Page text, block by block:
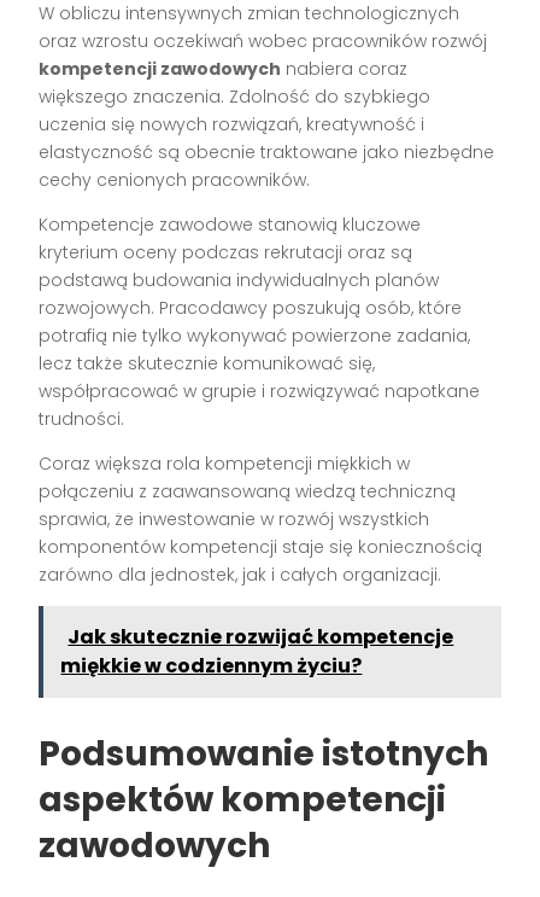
W obliczu intensywnych zmian technologicznych
oraz wzrostu oczekiwań wobec pracowników rozwój
kompetencji zawodowych nabiera coraz
większego znaczenia. Zdolność do szybkiego
uczenia się nowych rozwiązań, kreatywność i
elastyczność są obecnie traktowane jako niezbędne
cechy cenionych pracowników.
Kompetencje zawodowe stanowią kluczowe
kryterium oceny podczas rekrutacji oraz są
podstawą budowania indywidualnych planów
rozwojowych. Pracodawcy poszukują osób, które
potrafią nie tylko wykonywać powierzone zadania,
lecz także skutecznie komunikować się,
współpracować w grupie i rozwiązywać napotkane
trudności.
Coraz większa rola kompetencji miękkich w
połączeniu z zaawansowaną wiedzą techniczną
sprawia, że inwestowanie w rozwój wszystkich
komponentów kompetencji staje się koniecznością
zarówno dla jednostek, jak i całych organizacji.
Jak skutecznie rozwijać kompetencje
miękkie w codziennym życiu?
Podsumowanie istotnych
aspektów kompetencji
zawodowych